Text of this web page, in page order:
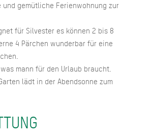
und gemütliche Ferienwohnung zur
für Silvester es können 2 bis 8
4 Pärchen wunderbar für eine
mann für den Urlaub braucht.
lädt in der Abendsonne zum